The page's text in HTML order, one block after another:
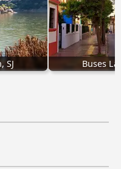
SJ Buses La